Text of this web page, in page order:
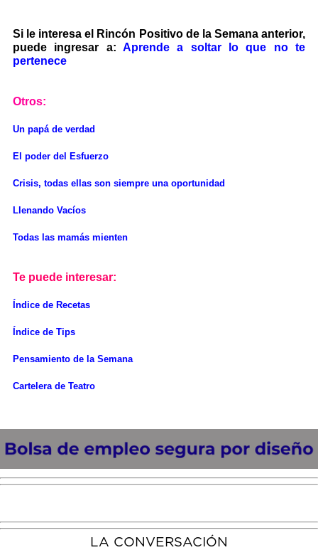
Si le interesa el Rincón Positivo de la Semana anterior,
puede ingresar a: Aprende a soltar lo que no te
pertenece
Otros:
Un papá de verdad
El poder del Esfuerzo
Crisis, todas ellas son siempre una oportunidad
Llenando Vacíos
Todas las mamás mienten
Te puede interesar:
Índice de Recetas
Índice de Tips
Pensamiento de la Semana
Cartelera de Teatro
LA CONVERSACIÓN